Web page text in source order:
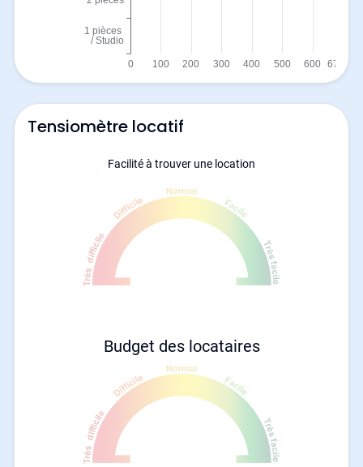
Tensiomètre locatif
Facilité à trouver une location
Budget des locataires